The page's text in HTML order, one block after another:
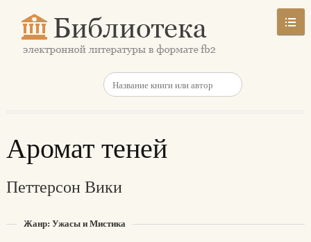
Аромат теней
Петтерсон Вики
Жанр: Ужасы и Мистика